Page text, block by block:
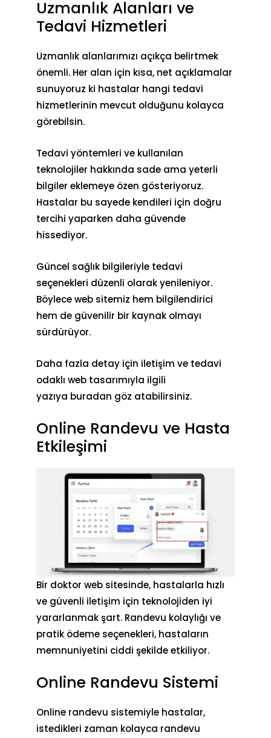
Uzmanlık Alanları ve
Tedavi Hizmetleri
Uzmanlık alanlarımızı açıkça belirtmek
önemli. Her alan için kısa, net açıklamalar
sunuyoruz ki hastalar hangi tedavi
hizmetlerinin mevcut olduğunu kolayca
görebilsin.
Tedavi yöntemleri ve kullanılan
teknolojiler hakkında sade ama yeterli
bilgiler eklemeye özen gösteriyoruz.
Hastalar bu sayede kendileri için doğru
tercihi yaparken daha güvende
hissediyor.
Güncel sağlık bilgileriyle tedavi
seçenekleri düzenli olarak yenileniyor.
Böylece web sitemiz hem bilgilendirici
hem de güvenilir bir kaynak olmayı
sürdürüyor.
Daha fazla detay için iletişim ve tedavi
odaklı web tasarımıyla ilgili
yazıya buradan göz atabilirsiniz.
Online Randevu ve Hasta
Etkileşimi
Bir doktor web sitesinde, hastalarla hızlı
ve güvenli iletişim için teknolojiden iyi
yararlanmak şart. Randevu kolaylığı ve
pratik ödeme seçenekleri, hastaların
memnuniyetini ciddi şekilde etkiliyor.
Online Randevu Sistemi
Online randevu sistemiyle hastalar,
istedikleri zaman kolayca randevu